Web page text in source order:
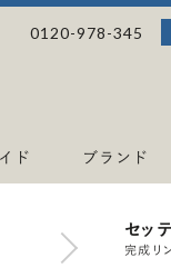
0120-978-345
ド ブランド
セッ
完成リ